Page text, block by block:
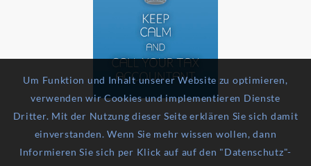
Um Funktion und Inhalt unserer Website zu optimieren,
verwenden wir Cookies und implementieren Dienste
Dritter. Mit der Nutzung dieser Seite erklären Sie sich damit
einverstanden. Wenn Sie mehr wissen wollen, dann
Informieren Sie sich per Klick auf auf den "Datenschutz"-